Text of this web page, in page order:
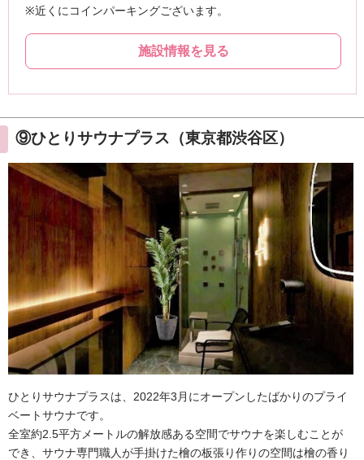
⑨ひとりサウナプラス（東京都渋谷区）
ひとりサウナプラスは、2022年3月にオープンしたばかりのプライ
ベートサウナです。
全室約2.5平方メートルの解放感ある空間でサウナを楽しむことが
でき、サウナ専門職人が手掛けた檜の板張り作りの空間は檜の香り